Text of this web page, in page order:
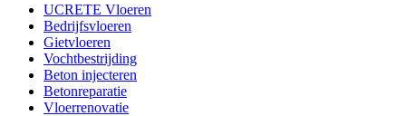
UCRETE Vloeren
Bedrijfsvloeren
Gietvloeren
Vochtbestrijding
Beton injecteren
Betonreparatie
Vloerrenovatie